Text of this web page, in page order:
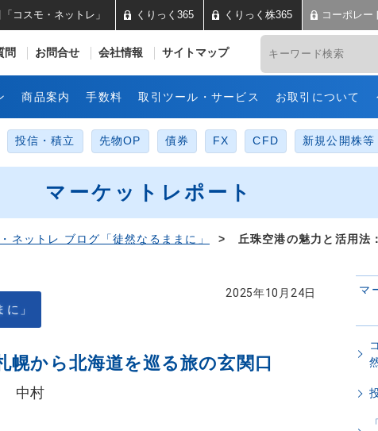
スモ証券 ネット取引「コスモ・
問 お問合せ 会社情報 サイトマップ
コスモ・ネットレ」 くりっく365 くりっく株365 コーポレー
商品案内 手数料 取引ツール・サービス お取引について
投信・積立 先物OP 債券 FX CFD 新規公開株等
マーケットレポート
ネットレ ブログ「徒然なるままに」
> 丘珠空港の魅力と活用法
」
2025年10月24日
幌から北海道を巡る旅の玄関口
中村
マ